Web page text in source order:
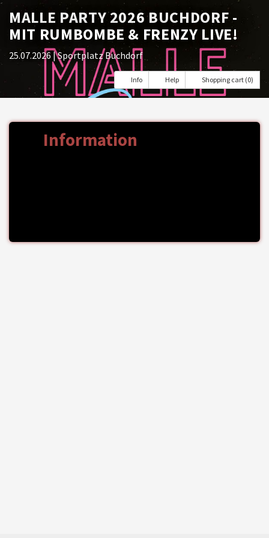
MALLE PARTY 2026 BUCHDORF -
MIT RUMBOMBE & FRENZY LIVE!
25.07.2026 | Sportplatz Buchdorf
Info Help Shopping cart (0)
Information